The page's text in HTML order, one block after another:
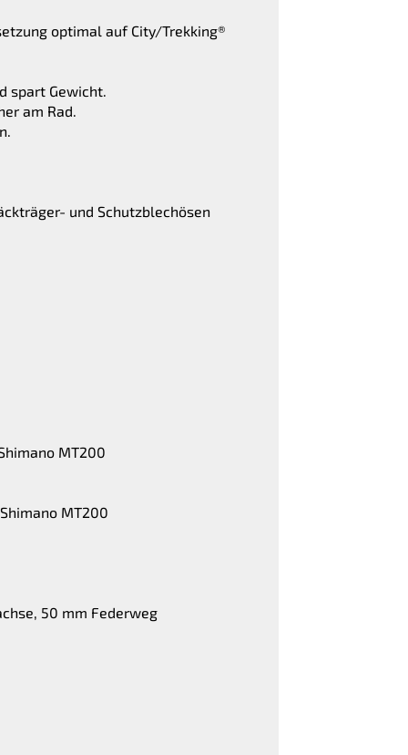
optimal auf City/Trekking®
spart Gewicht.
am Rad.
und Schutzblechösen
MT200
MT200
50 mm Federweg